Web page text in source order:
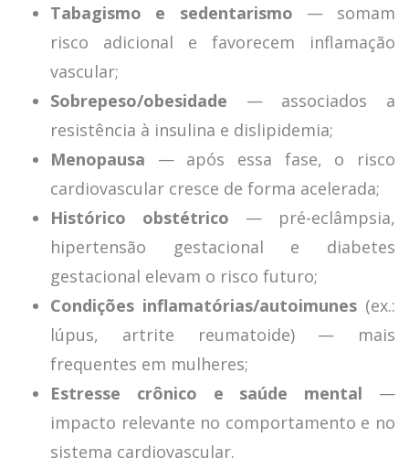
Tabagismo e sedentarismo — somam
risco adicional e favorecem inflamação
vascular;
Sobrepeso/obesidade — associados a
resistência à insulina e dislipidemia;
Menopausa — após essa fase, o risco
cardiovascular cresce de forma acelerada;
Histórico obstétrico — pré-eclâmpsia,
hipertensão gestacional e diabetes
gestacional elevam o risco futuro;
Condições inflamatórias/autoimunes (ex.:
lúpus, artrite reumatoide) — mais
frequentes em mulheres;
Estresse crônico e saúde mental —
impacto relevante no comportamento e no
sistema cardiovascular.